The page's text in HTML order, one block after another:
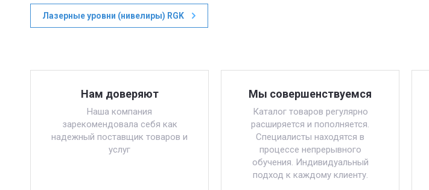
Лазерные уровни (нивелиры) RGK
Нам доверяют
Наша компания
зарекомендовала себя как
надежный поставщик товаров и
услуг
Мы совершенствуемся
Каталог товаров регулярно
расширяется и пополняется.
Специалисты находятся в
процессе непрерывного
обучения. Индивидуальный
подход к каждому клиенту.